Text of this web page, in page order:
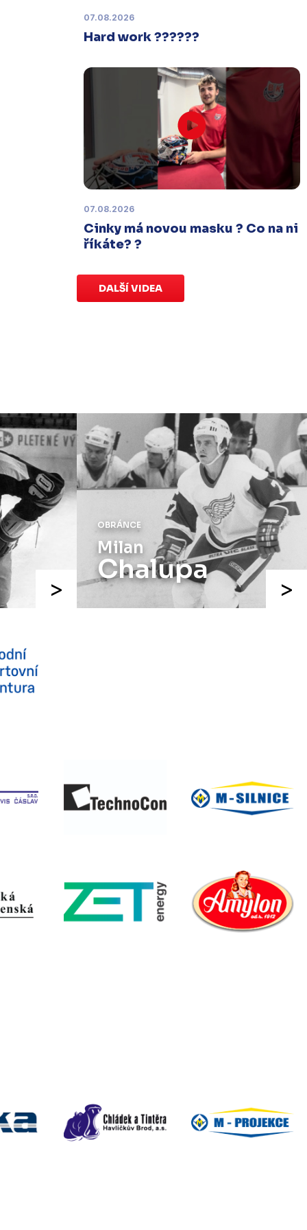
Úterý 27. ledna |Utkání 32. kola v
, které se mělo původně
odehrát 31. ledna, bylo z důvodu
marodky Králů
odloženo. Kluby se
domluvily na náhradním termínu,
Bruslaři se s Pískem utkají venku
pondělí 16. února od 18:00
Charitativní aukce
Sobota 3. ledna | Vydražte si na
na pomoc předčasně narozeným
dětem.Charitativní aukce
proti Ústí nad Labem, které se mělo
původně odehrát 15. listopadu, bylo z
důvodu marodky Slovanuodloženo
Kluby se domluvily na náhradním
termínu, Bruslaři se s Ústím nad
Labem utkají domav Kotlině ve
středu 26. listopadu od 18:00
07.08.2026
Hard work ??????
07.08.2026
Cinky má novou masku ? Co na ni
říkáte? ?
DALŠÍ VIDEA
OBRÁNCE
Milan
Chalupa